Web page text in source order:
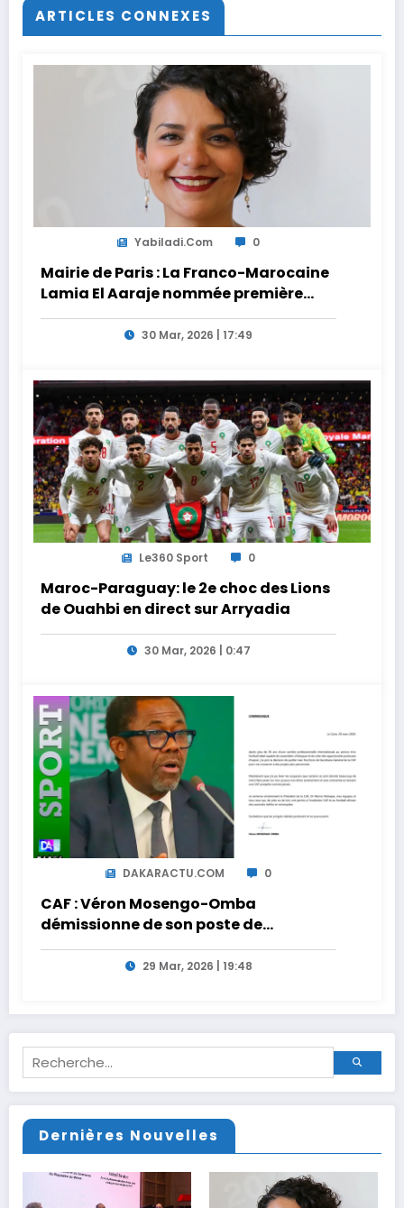
ARTICLES CONNEXES
Yabiladi.com 0
Mairie de Paris : La Franco-Marocaine
Lamia El Aaraje nommée première
adjointe
30 Mar, 2026 | 17:49
Le360 Sport 0
Maroc-Paraguay: le 2e choc des Lions
de Ouahbi en direct sur Arryadia
30 Mar, 2026 | 0:47
DAKARACTU.COM 0
CAF : Véron Mosengo-Omba
démissionne de son poste de
Secrétaire Général
29 Mar, 2026 | 19:48
Dernières Nouvelles